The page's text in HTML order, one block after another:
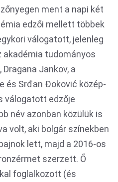
ment a napi két
edzői mellett többek
válogatott, jelenleg
akadémia tudományos
Jankov, a
és Srđan Đoković közép-
válogatott edzője
név azonban közülük is
volt, aki bolgár színekben
lett, majd a 2016-os
szerzett. Ő
foglalkozott (és